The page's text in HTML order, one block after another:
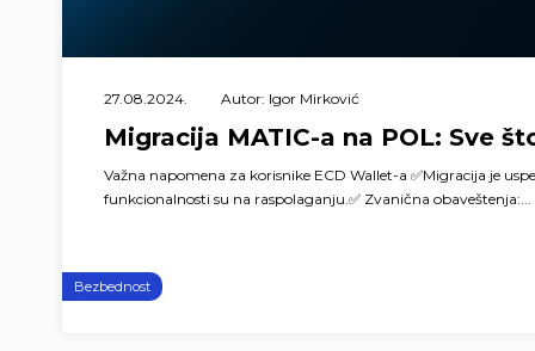
27.08.2024. Autor: Igor Mirković
Migracija MATIC-a na POL: Sve
Važna napomena za korisnike ECD Wallet-a ✅Migracija je
funkcionalnosti su na raspolaganju.✅ Zvanična obaveštenja:...
Bezbednost